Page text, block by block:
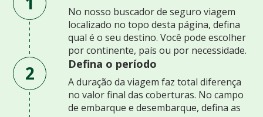
No nosso buscador de seguro viagem
localizado no topo desta página, defina
qual é o seu destino. Você pode escolher
por continente, país ou por necessidade.
2 Defina o período
A duração da viagem faz total diferença
no valor final das coberturas. No campo
de embarque e desembarque, defina as